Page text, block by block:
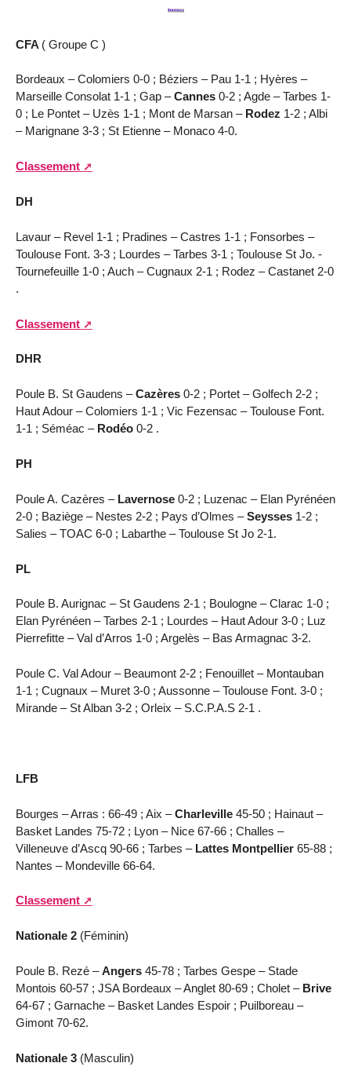
CFA ( Groupe C )
Bordeaux – Colomiers 0-0 ; Béziers – Pau 1-1 ; Hyères –
Marseille Consolat 1-1 ; Gap –Cannes 0-2 ; Agde – Tarbes 1-
0 ; Le Pontet – Uzès 1-1 ; Mont de Marsan – Rodez 1-2 ; Albi
– Marignane 3-3 ; St Etienne – Monaco 4-0.
Classement
DH
Lavaur – Revel 1-1 ; Pradines – Castres 1-1 ; Fonsorbes –
Toulouse Font. 3-3 ; Lourdes – Tarbes 3-1 ; Toulouse St Jo. -
Tournefeuille 1-0 ; Auch – Cugnaux 2-1 ; Rodez – Castanet 2-0
.
Classement
DHR
Poule B. St Gaudens –Cazères 0-2 ; Portet – Golfech 2-2 ;
Haut Adour – Colomiers 1-1 ; Vic Fezensac – Toulouse Font.
1-1 ; Séméac – Rodéo 0-2 .
PH
Poule A. Cazères – Lavernose 0-2 ; Luzenac – Elan Pyrénéen
2-0 ; Baziège – Nestes 2-2 ; Pays d’Olmes –Seysses 1-2 ;
Salies – TOAC 6-0 ; Labarthe – Toulouse St Jo 2-1.
PL
Poule B. Aurignac – St Gaudens 2-1 ; Boulogne – Clarac 1-0 ;
Elan Pyrénéen – Tarbes 2-1 ; Lourdes – Haut Adour 3-0 ; Luz
Pierrefitte – Val d’Arros 1-0 ; Argelès – Bas Armagnac 3-2.
Poule C. Val Adour – Beaumont 2-2 ; Fenouillet – Montauban
1-1 ; Cugnaux – Muret 3-0 ; Aussonne – Toulouse Font. 3-0 ;
Mirande – St Alban 3-2 ; Orleix – S.C.P.A.S 2-1 .
LFB
Bourges – Arras : 66-49 ; Aix –Charleville 45-50 ; Hainaut –
Basket Landes 75-72 ; Lyon – Nice 67-66 ; Challes –
Villeneuve d’Ascq 90-66 ; Tarbes – Lattes Montpellier 65-88 ;
Nantes – Mondeville 66-64.
Classement
Nationale 2 (Féminin)
Poule B. Rezé –Angers 45-78 ; Tarbes Gespe – Stade
Montois 60-57 ; JSA Bordeaux – Anglet 80-69 ; Cholet – Brive
64-67 ; Garnache – Basket Landes Espoir ; Puilboreau –
Gimont 70-62.
Nationale 3 (Masculin)